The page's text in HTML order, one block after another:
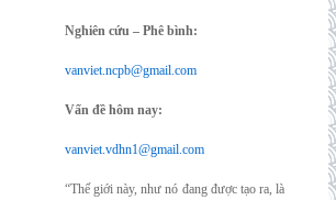
Nghiên cứu – Phê bình:
vanviet.ncpb@gmail.com
Vấn đề hôm nay:
vanviet.vdhn1@gmail.com
“Thế giới này, như nó đang được tạo ra, là